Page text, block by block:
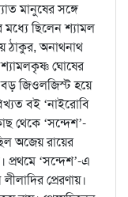
মানুষের সঙ্গে
মধ্যে ছিলেন শ্যামল
ঠাকুর, অনাথনাথ
ঘোষের
বড় জিওলজিস্ট হয়ে
বই ‘নাইরোবি
থেকে ‘সন্দেশ’-
অজেয় রায়ের
প্রথমে ‘সন্দেশ’-এ
প্রেরণায়।